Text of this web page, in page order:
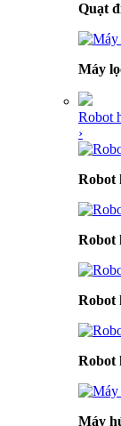
Quạt
Máy
Robot
›
Robot
Robot
Robot
Robot
Máy